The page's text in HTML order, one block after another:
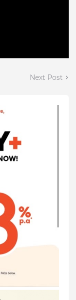
Next Post